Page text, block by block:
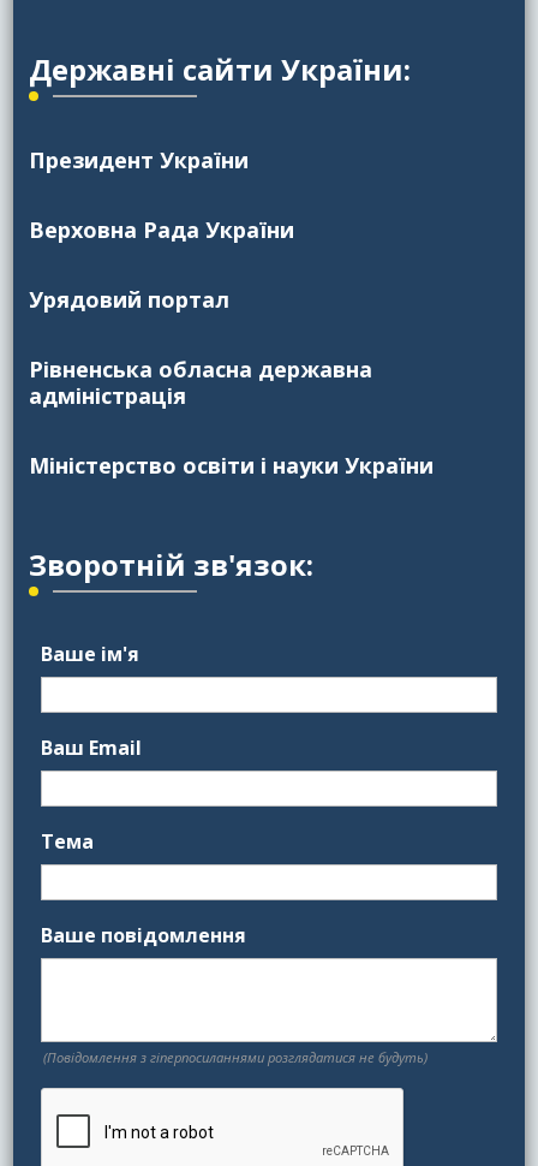
Державні сайти України:
Президент України
Верховна Рада України
Урядовий портал
Рівненська обласна державна
адміністрація
Міністерство освіти і науки України
Зворотній зв'язок:
Ваше ім'я
Ваш Email
Тема
Ваше повідомлення
(Повідомлення з гіперпосиланнями розглядатися не будуть)